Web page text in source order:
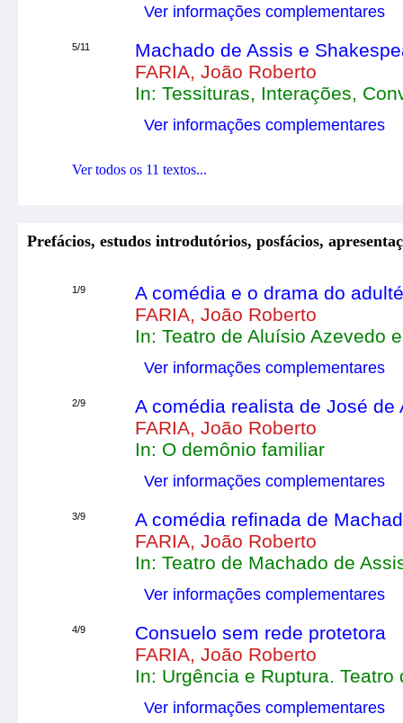
Ver informações complementares
5/11
Machado de Assis e
FARIA, João Roberto
In: Tessituras, Interações,
Ver informações complementares
Ver todos os 11 textos...
Prefácios, estudos introdutórios, posfácios,
1/9
A comédia e o drama do
FARIA, João Roberto
In: Teatro de Aluísio Azevedo
Ver informações complementares
2/9
A comédia realista de José de
FARIA, João Roberto
In: O demônio familiar
Ver informações complementares
3/9
A comédia refinada de
FARIA, João Roberto
In: Teatro de Machado de
Ver informações complementares
4/9
Consuelo sem rede protetora
FARIA, João Roberto
In: Urgência e Ruptura.
Ver informações complementares